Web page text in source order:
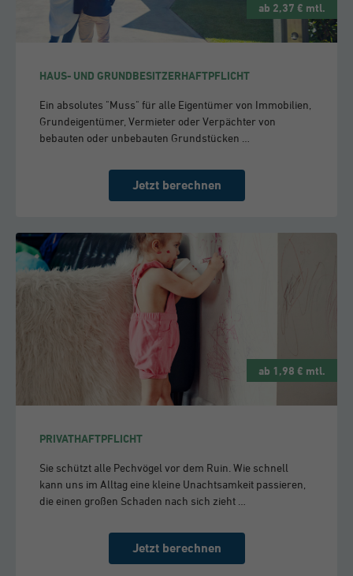
ab 2,37 € mtl.
HAUS- UND GRUNDBESITZERHAFTPFLICHT
Ein absolutes "Muss" für alle Eigentümer von Immobilien,
Grundeigentümer, Vermieter oder Verpächter von
bebauten oder unbebauten Grundstücken …
Jetzt berechnen
ab 1,98 € mtl.
PRIVATHAFTPFLICHT
Sie schützt alle Pechvögel vor dem Ruin. Wie schnell
kann uns im Alltag eine kleine Unachtsamkeit passieren,
die einen großen Schaden nach sich zieht …
Jetzt berechnen